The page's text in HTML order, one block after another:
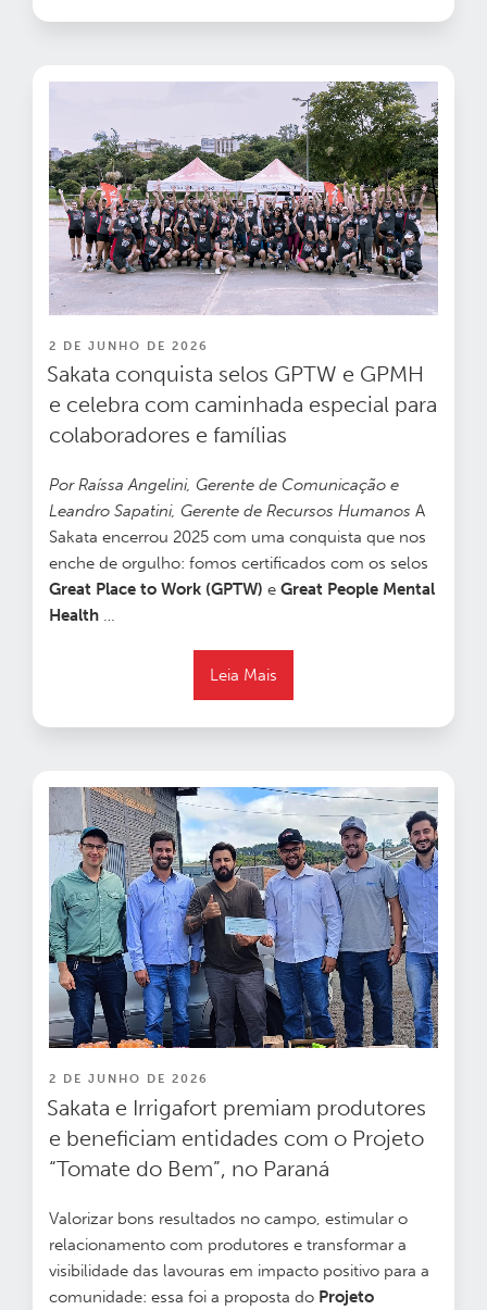
PUBLICADO
EM
2 DE JUNHO DE 2026
Sakata conquista selos GPTW e GPMH
e celebra com caminhada especial para
colaboradores e famílias
Por Raíssa Angelini, Gerente de Comunicação e
Leandro Sapatini, Gerente de Recursos Humanos A
Sakata encerrou 2025 com uma conquista que nos
enche de orgulho: fomos certificados com os selos
Great Place to Work (GPTW) e Great People Mental
Health …
Leia Mais
PUBLICADO
EM
2 DE JUNHO DE 2026
Sakata e Irrigafort premiam produtores
e beneficiam entidades com o Projeto
“Tomate do Bem”, no Paraná
Valorizar bons resultados no campo, estimular o
relacionamento com produtores e transformar a
visibilidade das lavouras em impacto positivo para a
comunidade: essa foi a proposta do Projeto